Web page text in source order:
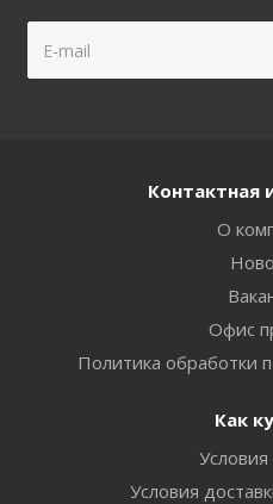
Контактная
О
Офис
Политика обработки
Как
Условия